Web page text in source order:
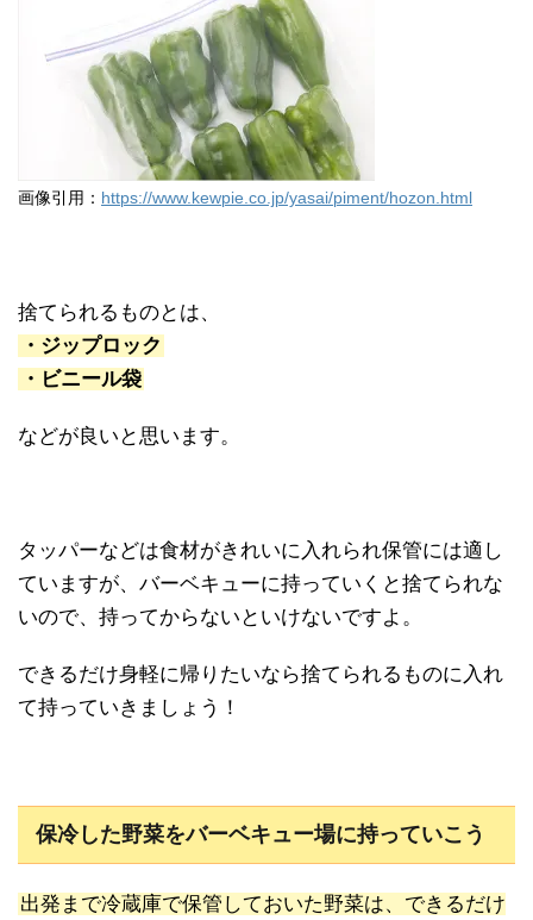
画像引用： https://www.kewpie.co.jp/yasai/piment/hozon.html
捨てられるものとは、
・ジップロック
・ビニール袋
などが良いと思います。
タッパーなどは食材がきれいに入れられ保管には適し
ていますが、バーベキューに持っていくと捨てられな
いので、持ってからないといけないですよ。
できるだけ身軽に帰りたいなら捨てられるものに入れ
て持っていきましょう！
保冷した野菜をバーベキュー場に持っていこう
出発まで冷蔵庫で保管しておいた野菜は、できるだけ